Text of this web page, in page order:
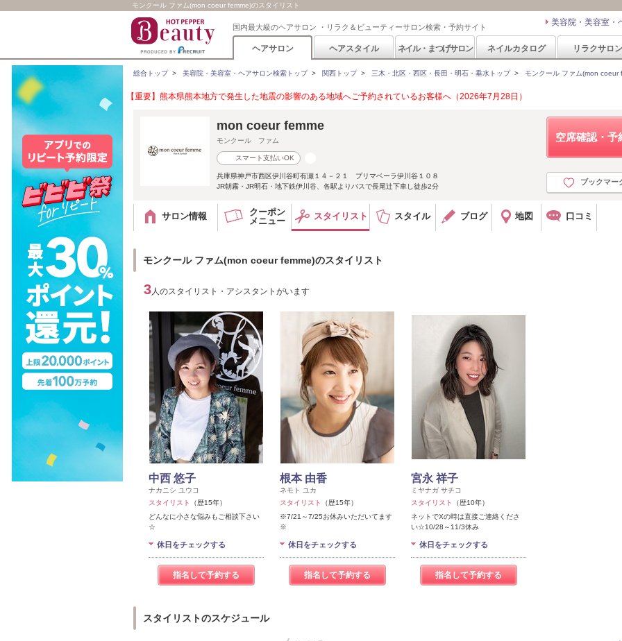
モンクール ファム(mon coeur femme)のスタイリスト
国内最大級のヘアサロン ・リラク＆ビューティーサロン検索・予約サイト 美容院・美容室・
ヘアサロン ヘアスタイル ネイル・まつげサロン ネイルカタログ リラクサロン
総合トップ> 美容院・美容室・ヘアサロン検索トップ> 関西トップ> 三木・北区・西区・長田・明石・垂水トップ> モンクール ファム(mon coeur
【重要】熊本県熊本地方で発生した地震の影響のある地域へご予約されているお客様へ（2026年7月28日）
空席確認・予
ブックマー
mon coeur femme
モンクール ファム
スマート支払いOK
兵庫県神戸市西区伊川谷町有瀬１４－２１ プリマベーラ伊川谷１０８
JR朝霧・JR明石・地下鉄伊川谷、各駅よりバスで長尾辻下車し徒歩2分
サロン情報
クーポン
メニュー
スタイリスト スタイル ブログ 地図 口コミ
モンクール ファム(mon coeur femme)のスタイリスト
3 人のスタイリスト・アシスタントがいます
中西 悠子
ナカニシ ユウコ
スタイリスト
（歴15年）
どんなに小さな悩みもご相談下さい
☆
休日をチェックする
指名して予約する
根本 由香
ネモト ユカ
スタイリスト
（歴15年）
※7/21～7/25お休みいただいてます
※
休日をチェックする
指名して予約する
宮永 祥子
ミヤナガ サチコ
スタイリスト
（歴10年）
ネットでXの時は直接ご連絡くださ
い☆10/28～11/3休み
休日をチェックする
指名して予約する
スタイリストのスケジュール